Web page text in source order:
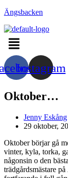
Hoppa
innehållet
Ängsbacken
Menu
Instagram
Oktober…
Jenny Eskång
Inlägget
29 oktober,
Oktober börjar gå
vinter, kyla, torka,
någonsin o den
trädgårdsmästare